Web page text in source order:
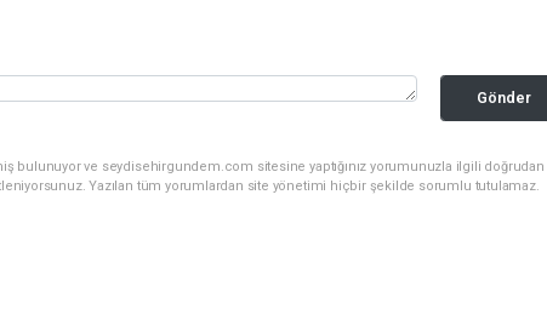
Gönder
bulunuyor ve seydisehirgundem.com sitesine yaptığınız yorumunuzla ilgili doğrudan
Yazılan tüm yorumlardan site yönetimi hiçbir şekilde sorumlu tutulamaz.